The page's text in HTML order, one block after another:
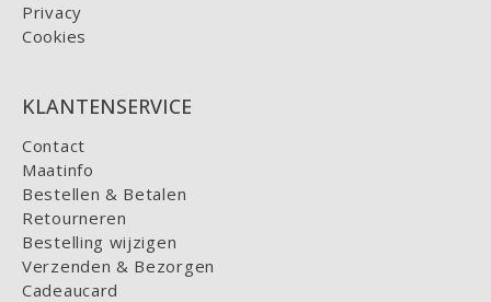
Privacy
Cookies
KLANTENSERVICE
Contact
Maatinfo
Bestellen & Betalen
Retourneren
Bestelling wijzigen
Verzenden & Bezorgen
Cadeaucard